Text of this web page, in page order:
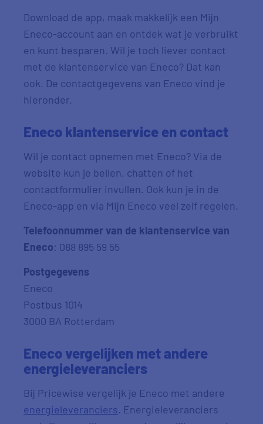
Download de app, maak makkelijk een Mijn
Eneco-account aan en ontdek wat je verbruikt
en kunt besparen. Wil je toch liever contact
met de klantenservice van Eneco? Dat kan
ook. De contactgegevens van Eneco vind je
hieronder.
Eneco klantenservice en contact
Wil je contact opnemen met Eneco? Via de
website kun je bellen, chatten of het
contactformulier invullen. Ook kun je in de
Eneco-app en via Mijn Eneco veel zelf regelen.
Telefoonnummer van de klantenservice van
Eneco: 088 895 59 55
Postgegevens
Eneco
Postbus 1014
3000 BA Rotterdam
Eneco vergelijken met andere
energieleveranciers
Bij Pricewise vergelijk je Eneco met andere
energieleveranciers. Energieleveranciers